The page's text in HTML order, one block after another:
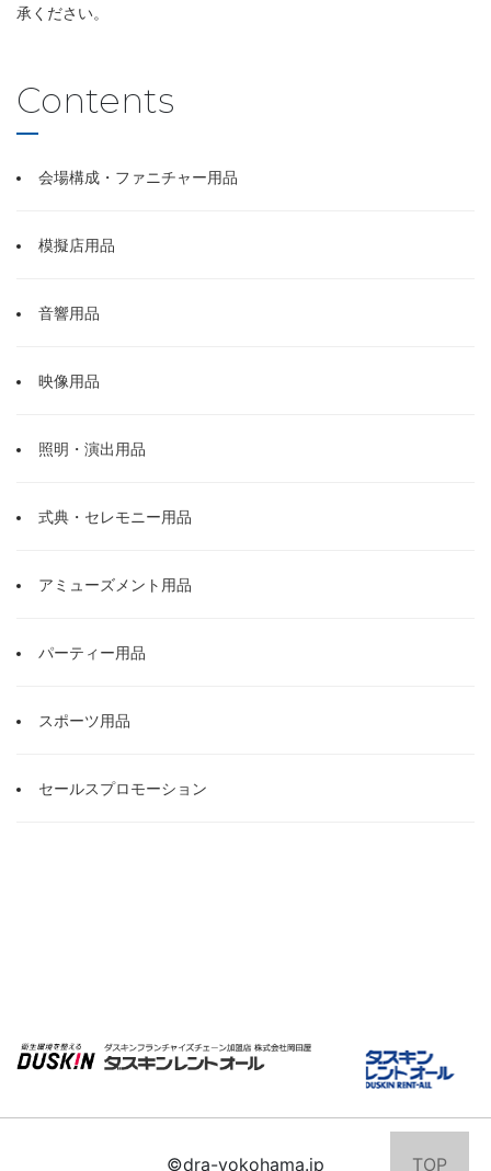
承ください。
Contents
会場構成・ファニチャー用品
模擬店用品
音響用品
映像用品
照明・演出用品
式典・セレモニー用品
アミューズメント用品
パーティー用品
スポーツ用品
セールスプロモーション
©dra-yokohama.jp TOP